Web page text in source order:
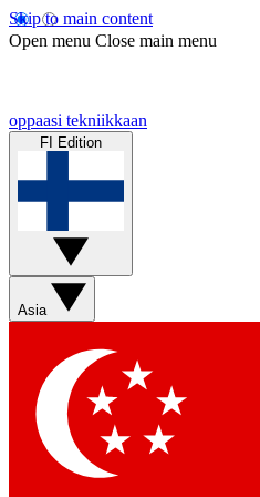
Skip to main content
Open menu Close main menu
oppaasi tekniikkaan
FI Edition
Asia